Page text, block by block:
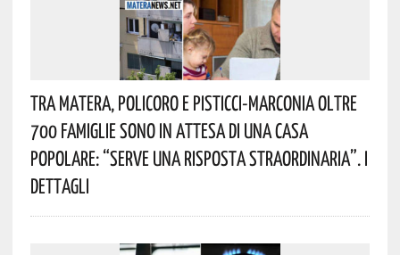
Tra Matera, Policoro E Pisticci-Marconia Oltre
700 Famiglie Sono In Attesa Di Una Casa
Popolare: “serve Una Risposta Straordinaria”. I
Dettagli